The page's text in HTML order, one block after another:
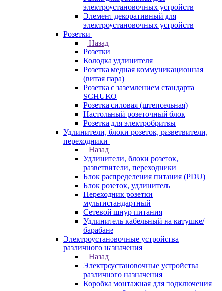
электроустановочных устройств
Элемент декоративный для
электроустановочных устройств
Розетки
Назад
Розетки
Колодка удлинителя
Розетка медная коммуникационная
(витая пара)
Розетка с заземлением стандарта
SCHUKO
Розетка силовая (штепсельная)
Настольный розеточный блок
Розетка для электробритвы
Удлинители, блоки розеток, разветвители,
переходники
Назад
Удлинители, блоки розеток,
разветвители, переходники
Блок распределения питания (PDU)
Блок розеток, удлинитель
Переходник розетки
мультистандартный
Сетевой шнур питания
Удлинитель кабельный на катушке/
барабане
Электроустановочные устройства
различного назначения
Назад
Электроустановочные устройства
различного назначения
Коробка монтажная для подключения